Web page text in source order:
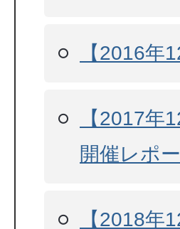
【2016年
【2017年
開催レポ
【2018年